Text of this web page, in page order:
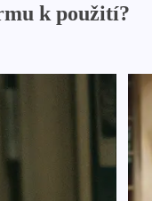
k použití?